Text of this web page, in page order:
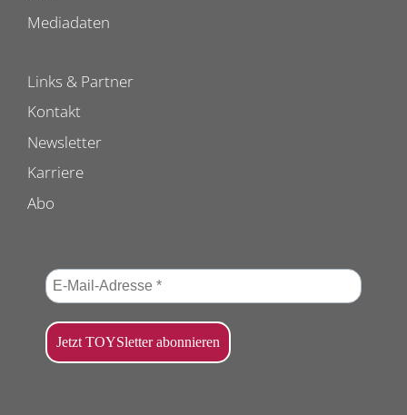
Mediadaten
Links & Partner
Kontakt
Newsletter
Karriere
Abo